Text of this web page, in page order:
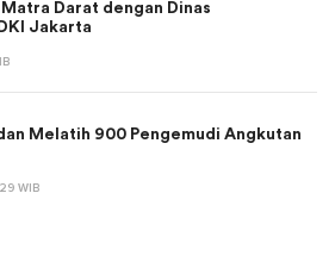
Darat dengan Dinas
Jakarta
Melatih 900 Pengemudi Angkutan
WIB